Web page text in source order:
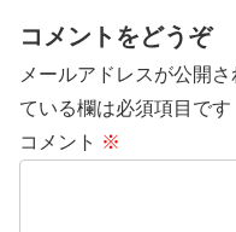
コメントをどうぞ
メールアドレスが公開
ている欄は必須項目です
コメント ※